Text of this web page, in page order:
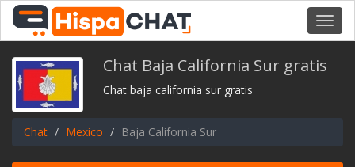
Chat Baja California Sur gratis
Chat baja california sur gratis
Chat Mexico Baja California Sur